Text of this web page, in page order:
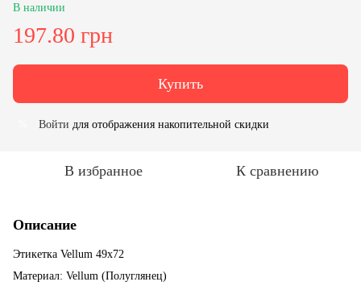
В наличии
197.80 грн
Купить
Войти для отображения накопительной скидки
В избранное К сравнению
Описание
Этикетка Vellum 49x72
Материал: Vellum (Полуглянец)